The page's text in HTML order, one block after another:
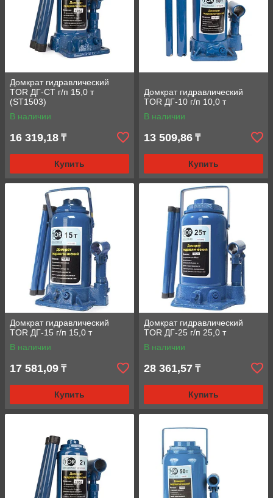
Домкрат гидравлический
TOR ДГ-CT г/п 15,0 т
(ST1503)
В наличии
16 319,18 ₸
Купить
Домкрат гидравлический
TOR ДГ-10 г/п 10,0 т
В наличии
13 509,86 ₸
Купить
Домкрат гидравлический
TOR ДГ-15 г/п 15,0 т
В наличии
17 581,09 ₸
Купить
Домкрат гидравлический
TOR ДГ-25 г/п 25,0 т
В наличии
28 361,57 ₸
Купить